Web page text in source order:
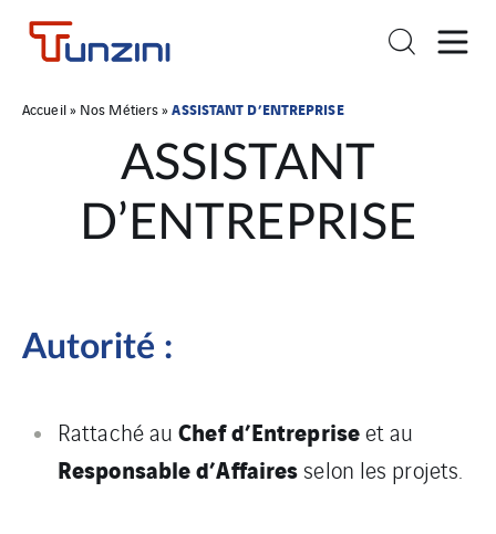
Accueil» Nos Métiers»ASSISTANT D’ENTREPRISE
ASSISTANT
D’ENTREPRISE
Autorité :
Rattaché auChef d’Entrepriseet au
Responsable d’Affaires selon les projets.